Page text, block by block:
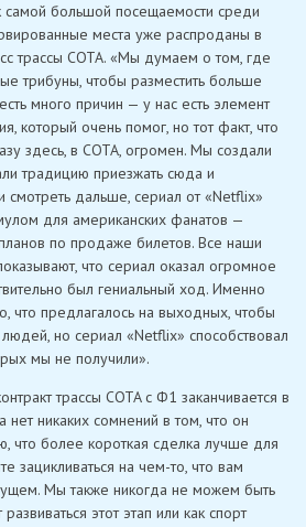
большой посещаемости среди
места уже распроданы в
трассы СОТА. «Мы думаем о том, где
трибуны, чтобы разместить больше
много причин — у нас есть элемент
который очень помог, но тот факт, что
здесь, в COTA, огромен. Мы создали
традицию приезжать сюда и
смотреть дальше, сериал от «Netflix»
для американских фанатов —
по продаже билетов. Все наши
что сериал оказал огромное
был гениальный ход. Именно
что предлагалось на выходных, чтобы
но сериал «Netflix» способствовал
мы не получили».
трассы COTA с Ф1 заканчивается в
никаких сомнений в том, что он
что более короткая сделка лучше для
зацикливаться на чем-то, что вам
Мы также никогда не можем быть
этот этап или как спорт